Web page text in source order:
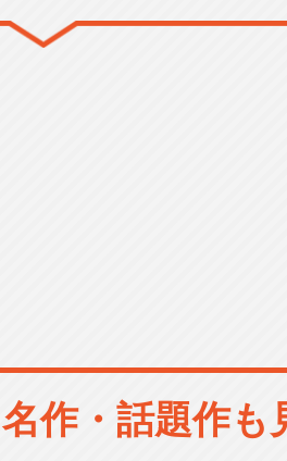
名作・話題作も